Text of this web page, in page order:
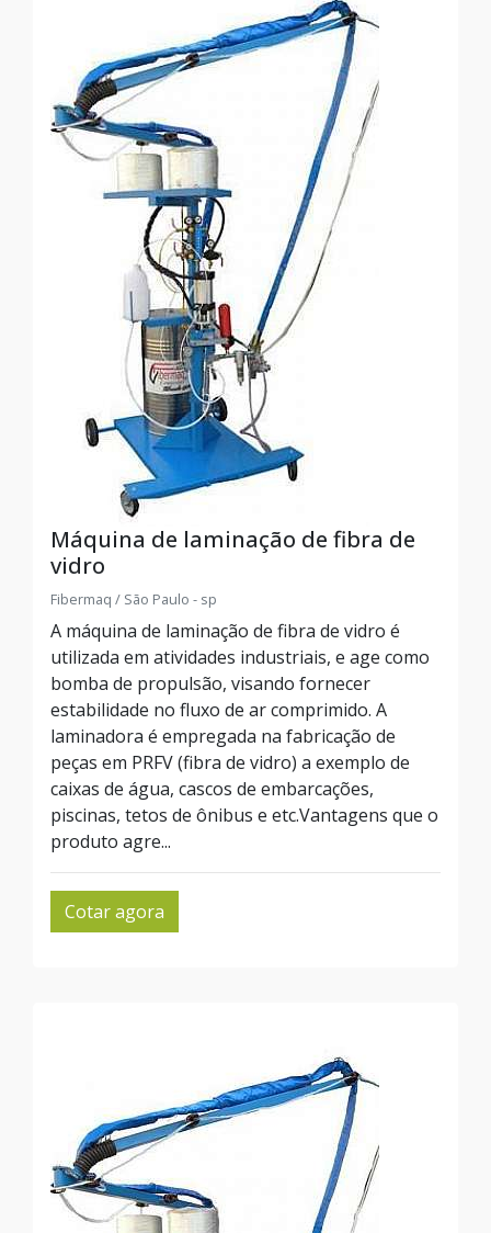
Máquina de laminação de fibra de
vidro
Fibermaq / São Paulo - sp
A máquina de laminação de fibra de vidro é
utilizada em atividades industriais, e age como
bomba de propulsão, visando fornecer
estabilidade no fluxo de ar comprimido. A
laminadora é empregada na fabricação de
peças em PRFV (fibra de vidro) a exemplo de
caixas de água, cascos de embarcações,
piscinas, tetos de ônibus e etc.Vantagens que o
produto agre...
Cotar agora